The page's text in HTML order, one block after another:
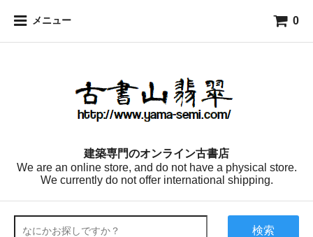
メニュー 0
建築専門のオンライン古書店
We are an online store, and do not have a physical store.
We currently do not offer international shipping.
検索